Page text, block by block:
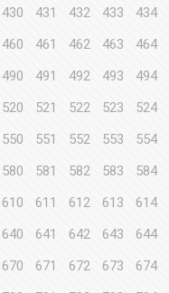
430 431 432 433 434
460 461 462 463 464
490 491 492 493 494
520 521 522 523 524
550 551 552 553 554
580 581 582 583 584
610 611 612 613 614
640 641 642 643 644
670 671 672 673 674